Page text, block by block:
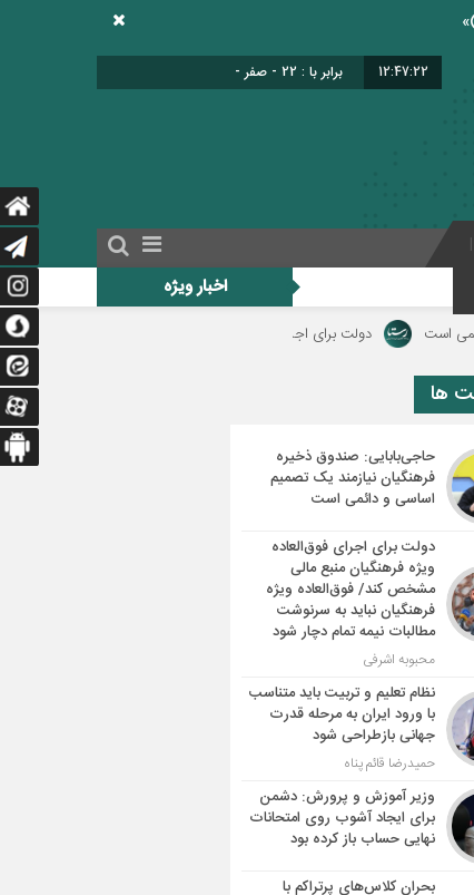
12:47:23 برابر با : 22 - صفر - 1448
اخبار ویژه
برای اجرای فوق‌العاده ویژه فرهنگیان منبع مالی مشخص کند/ فوق‌العاده ویژه
ها
حاجی‌بابایی: صندوق ذخیره
فرهنگیان نیازمند یک تصمیم
اساسی و دائمی است
دولت برای اجرای فوق‌العاده
ویژه فرهنگیان منبع مالی
مشخص کند/ فوق‌العاده ویژه
فرهنگیان نباید به سرنوشت
مطالبات نیمه‌ تمام دچار شود
محبوبه اشرفی
نظام تعلیم و تربیت باید متناسب
با ورود ایران به مرحله قدرت
جهانی بازطراحی شود
حمیدرضا قائم پناه
وزیر آموزش و پرورش: دشمن
برای ایجاد آشوب روی امتحانات
نهایی حساب باز کرده بود
بحران کلاس‌های پرتراکم با